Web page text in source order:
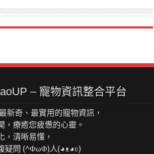
– 寵物資訊整合平台
新奇、最實用的寵物資訊，
，療癒您疲憊的心靈。
，清晰易懂，
疑問 (^ΦωΦ)人(◕ᴥ◕ʋ)